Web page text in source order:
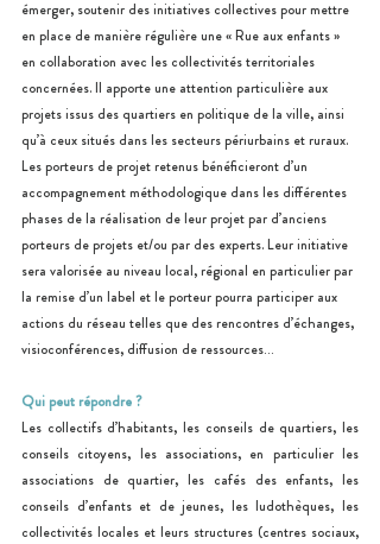
émerger, soutenir des initiatives collectives pour mettre
en place de manière régulière une « Rue aux enfants »
en collaboration avec les collectivités territoriales
concernées. Il apporte une attention particulière aux
projets issus des quartiers en politique de la ville, ainsi
qu’à ceux situés dans les secteurs périurbains et ruraux.
Les porteurs de projet retenus bénéficieront d’un
accompagnement méthodologique dans les différentes
phases de la réalisation de leur projet par d’anciens
porteurs de projets et/ou par des experts. Leur initiative
sera valorisée au niveau local, régional en particulier par
la remise d’un label et le porteur pourra participer aux
actions du réseau telles que des rencontres d’échanges,
visioconférences, diffusion de ressources…
Qui peut répondre ?
Les collectifs d’habitants, les conseils de quartiers, les
conseils citoyens, les associations, en particulier les
associations de quartier, les cafés des enfants, les
conseils d’enfants et de jeunes, les ludothèques, les
collectivités locales et leurs structures (centres sociaux,